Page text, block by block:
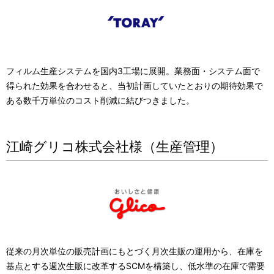
フィルム生産システムを国内3工場に展開。業務面・システム面で
得られた効果を合わせると、当初計画していたとおりの期待効果で
ある数千万単位のコスト削減に結びつきました。
江崎グリコ株式会社様（生産管理）
従来の月次単位の販売計画にもとづく月次生販の運用から、在庫を
基点とする週次生販に改革するSCMを構築し、低水準の在庫で需要